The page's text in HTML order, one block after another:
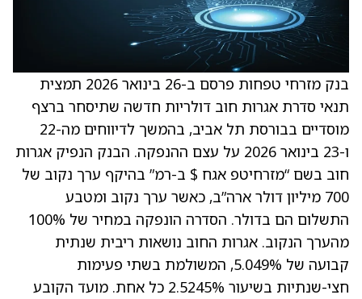
בנק מזרחי טפחות פרסם ב-26 בינואר 2026 תמצית
תנאי סדרת אגרות חוב דולריות חדשה שתיסחר ברצף
מוסדיים בבורסת תל אביב, בהמשך לדיווחים מה-22
ו-23 בינואר 2026 על עצם ההנפקה. הבנק הנפיק אגרות
חוב בשם “מזרחיטפ אגח $ ב-רמ” בהיקף ערך נקוב של
700 מיליון דולר ארה”ב, כאשר ערך נקוב ומטבע
התשלום הם בדולר. הסדרה הונפקה במחיר של 100%
מהערך הנקוב. אגרות החוב נושאות ריבית שנתית
קבועה של 5.049%, המשולמת בשתי פעימות
חצי-שנתיות בשיעור 2.5245% כל אחת. מועד הקובע